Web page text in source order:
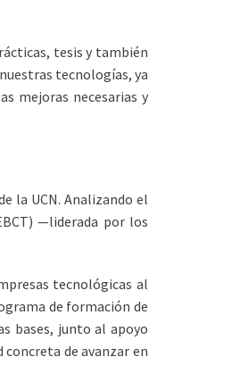
tesis y también
tecnologías, ya
mejoras necesarias y
la UCN. Analizando el
—liderada por los
tecnológicas al
de formación de
bases, junto al apoyo
de avanzar en